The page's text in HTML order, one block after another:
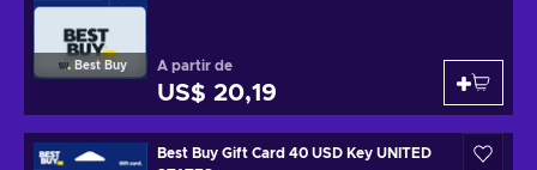
Best Buy A partir de
US$ 20,19
Best Buy Gift Card 40 USD Key UNITED